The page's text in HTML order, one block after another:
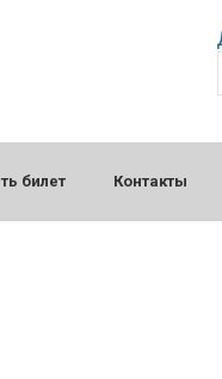
билет Контакты